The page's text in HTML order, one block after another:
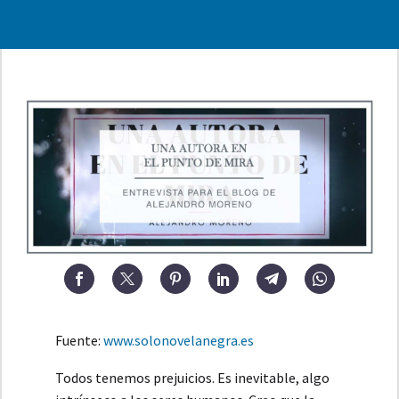
Fuente: www.solonovelanegra.es
Todos tenemos prejuicios. Es inevitable, algo